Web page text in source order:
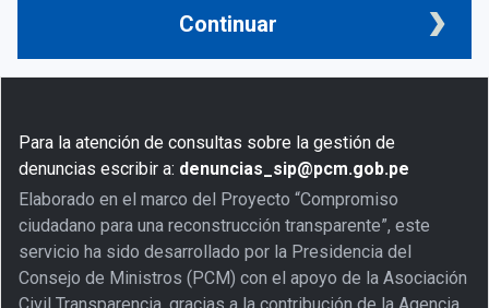
Continuar
Para la atención de consultas sobre la gestión de
denuncias escribir a: denuncias_sip@pcm.gob.pe
Elaborado en el marco del Proyecto “Compromiso
ciudadano para una reconstrucción transparente”, este
servicio ha sido desarrollado por la Presidencia del
Consejo de Ministros (PCM) con el apoyo de la Asociación